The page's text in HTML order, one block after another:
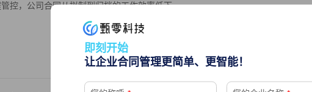
控，公司合同从拟制到归档的工作效率低下。
即刻开始
让企业合同管理更简单、更智能！